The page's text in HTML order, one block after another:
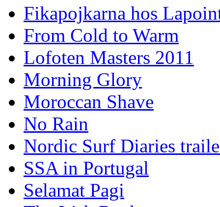
Fikapojkarna hos
From Cold to Warm
Lofoten Masters 2011
Morning Glory
Moroccan Shave
No Rain
Nordic Surf Diaries
SSA in Portugal
Selamat Pagi